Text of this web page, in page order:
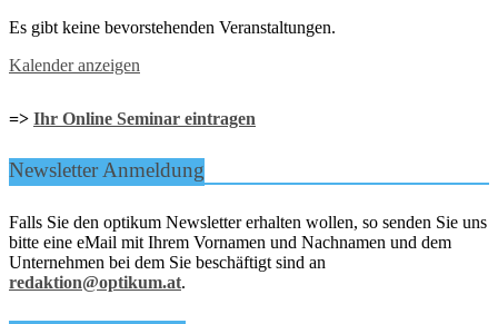
Es gibt keine bevorstehenden Veranstaltungen.
Kalender anzeigen
=> Ihr Online Seminar eintragen
Newsletter Anmeldung
Falls Sie den optikum Newsletter erhalten wollen, so senden Sie uns
bitte eine eMail mit Ihrem Vornamen und Nachnamen und dem
Unternehmen bei dem Sie beschäftigt sind an
redaktion@optikum.at.